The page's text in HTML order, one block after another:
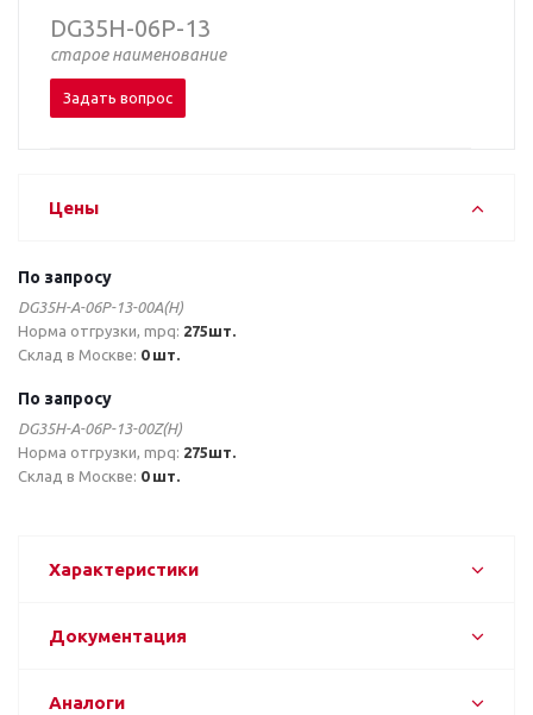
DG35H-06P-13
старое наименование
Задать вопрос
Цены
По запросу
DG35H-A-06P-13-00A(H)
Норма отгрузки, mpq: 275шт.
Склад в Москве: 0 шт.
По запросу
DG35H-A-06P-13-00Z(H)
Норма отгрузки, mpq: 275шт.
Склад в Москве: 0 шт.
Характеристики
Документация
Аналоги